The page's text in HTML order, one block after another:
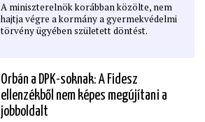
A miniszterelnök korábban közölte, nem
hajtja végre a kormány a gyermekvédelmi
törvény ügyében született döntést.
Orbán a DPK-soknak: A Fidesz
ellenzékből nem képes megújítani a
jobboldalt